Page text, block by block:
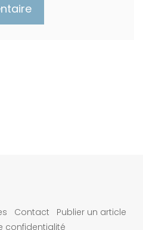
Contact
Publier un article
confidentialité